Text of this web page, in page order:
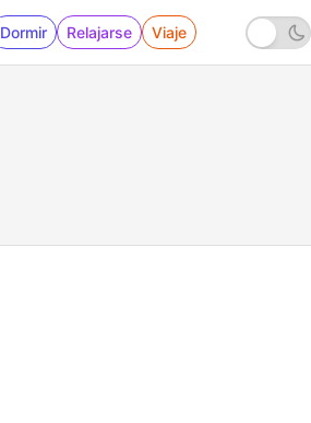
Dormir Relajarse Viaje